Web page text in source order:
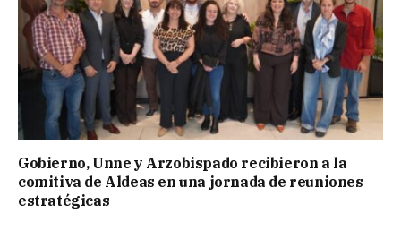
Gobierno, Unne y Arzobispado recibieron a la
comitiva de Aldeas en una jornada de reuniones
estratégicas